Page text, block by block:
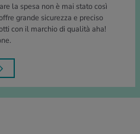
la spesa non è mai stato così
grande sicurezza e preciso
con il marchio di qualità aha!